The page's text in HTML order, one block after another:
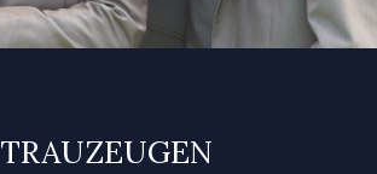
TRAU­ZEUGEN